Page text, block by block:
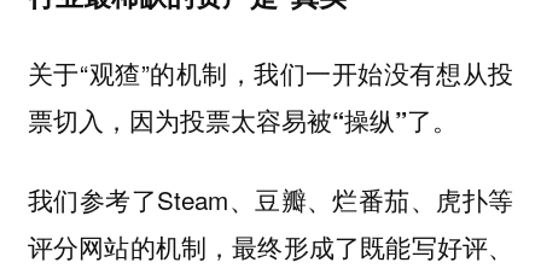
关于“观猹”的机制，我们一开始没有想从投
票切入，因为投票太容易被“操纵”了。
我们参考了Steam、豆瓣、烂番茄、虎扑等
评分网站的机制，最终形成了既能写好评、